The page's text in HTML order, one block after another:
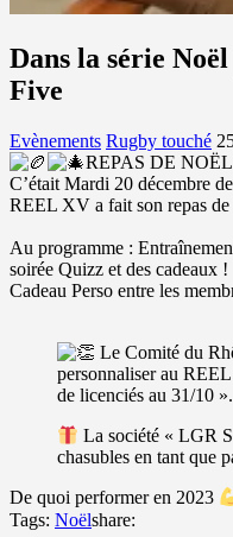
Dans la série
Five
Evènements Rugby touché
REPAS DE
C’était Mardi 20 décembre
REEL XV a fait son repas
Au programme :
soirée Quizz et des cadeaux !
Cadeau Perso entre les
Le Comité du
personnaliser au
de licenciés au 31/10 ».
La société « LGR
chasubles en tant que
De quoi performer en 2023
Tags: Noëlshare: